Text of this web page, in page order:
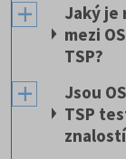
Jaký je
mezi
TSP?
Jsou
TSP